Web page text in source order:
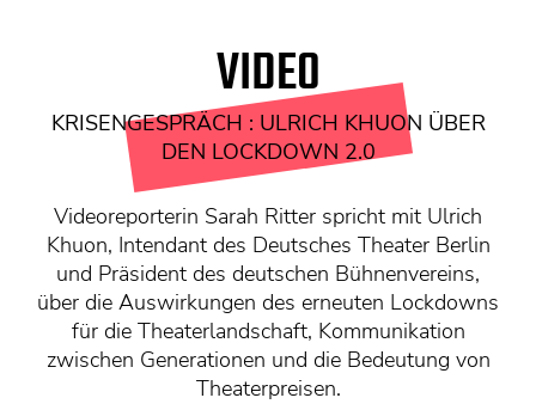
KONTAKT
Über uns
junge bühne-Beirat
Wir suchen…
VIDEO
KRISENGESPRÄCH : ULRICH KHUON ÜBER
DEN LOCKDOWN 2.0
Videoreporterin Sarah Ritter spricht mit Ulrich
Khuon, Intendant des Deutsches Theater Berlin
und Präsident des deutschen Bühnenvereins,
über die Auswirkungen des erneuten Lockdowns
für die Theaterlandschaft, Kommunikation
zwischen Generationen und die Bedeutung von
Theaterpreisen.